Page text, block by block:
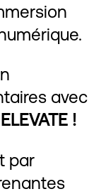
avec
ELEVATE !
par